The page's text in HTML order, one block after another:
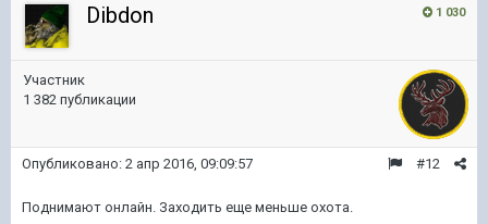
1 030
Dibdon
Участник
1 382 публикации
#12
Опубликовано: 2 апр 2016, 09:09:57
Поднимают онлайн. Заходить еще меньше охота.